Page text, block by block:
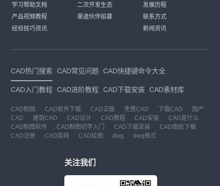
学习帮助文档
产品视频教程
经验技巧资讯
二次开发生态
渠道伙伴招募
发展历程
联系方式
新闻资讯
CAD热门搜索 CAD常见问题 CAD快捷键命令大全
CAD入门教程 CAD进阶教程 CAD下载安装 CAD素材库
CAD制图 CAD软件下载 CAD正版 免费CAD 下载CAD
国产
CAD
建筑CAD CAD设计 CAD教程 CAD安装
CAD是什么
CAD制图软件
CAD制图初学入门 CAD下载安装
CAD图纸下载
CAD注册
CAD官网 CAD绘图 dwg dwg格式
关注我们